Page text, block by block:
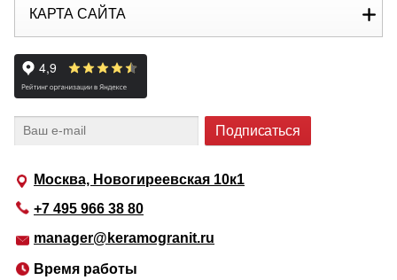
Москва, Новогиреевская 10к1
+7 495 966 38 80
manager@keramogranit.ru
Время работы
КАРТА САЙТА